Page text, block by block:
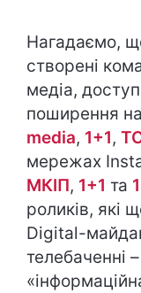
Нагадаємо,
створені
медіа,
поширення
media, 1+1,
мережах
МКІП, 1+1 та
роликів, які
Digital-
телебаченні